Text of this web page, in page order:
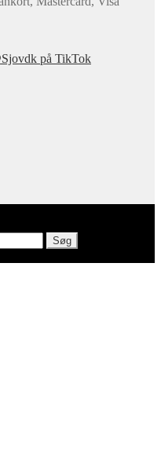
på TikTok
Søg